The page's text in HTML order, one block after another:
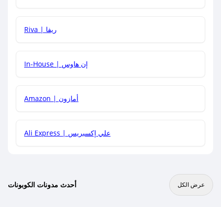
هل يمكنني جمع كود خصم مع العروض الأخرى؟
Riva | ريفا
In-House | إن هاوس
Amazon | أمازون
Ali Express | علي إكسبريس
أحدث مدونات الكوبونات عرض الكل